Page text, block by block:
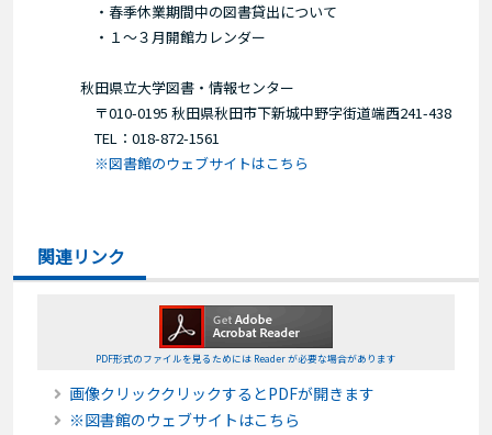
・春季休業期間中の図書貸出について
・１～３月開館カレンダー
秋田県立大学図書・情報センター
〒010-0195 秋田県秋田市下新城中野字街道端西241-438
TEL：018-872-1561
※図書館のウェブサイトはこちら
関連リンク
PDF形式のファイルを見るためには Reader が必要な場合があります
画像クリッククリックするとPDFが開きます
※図書館のウェブサイトはこちら